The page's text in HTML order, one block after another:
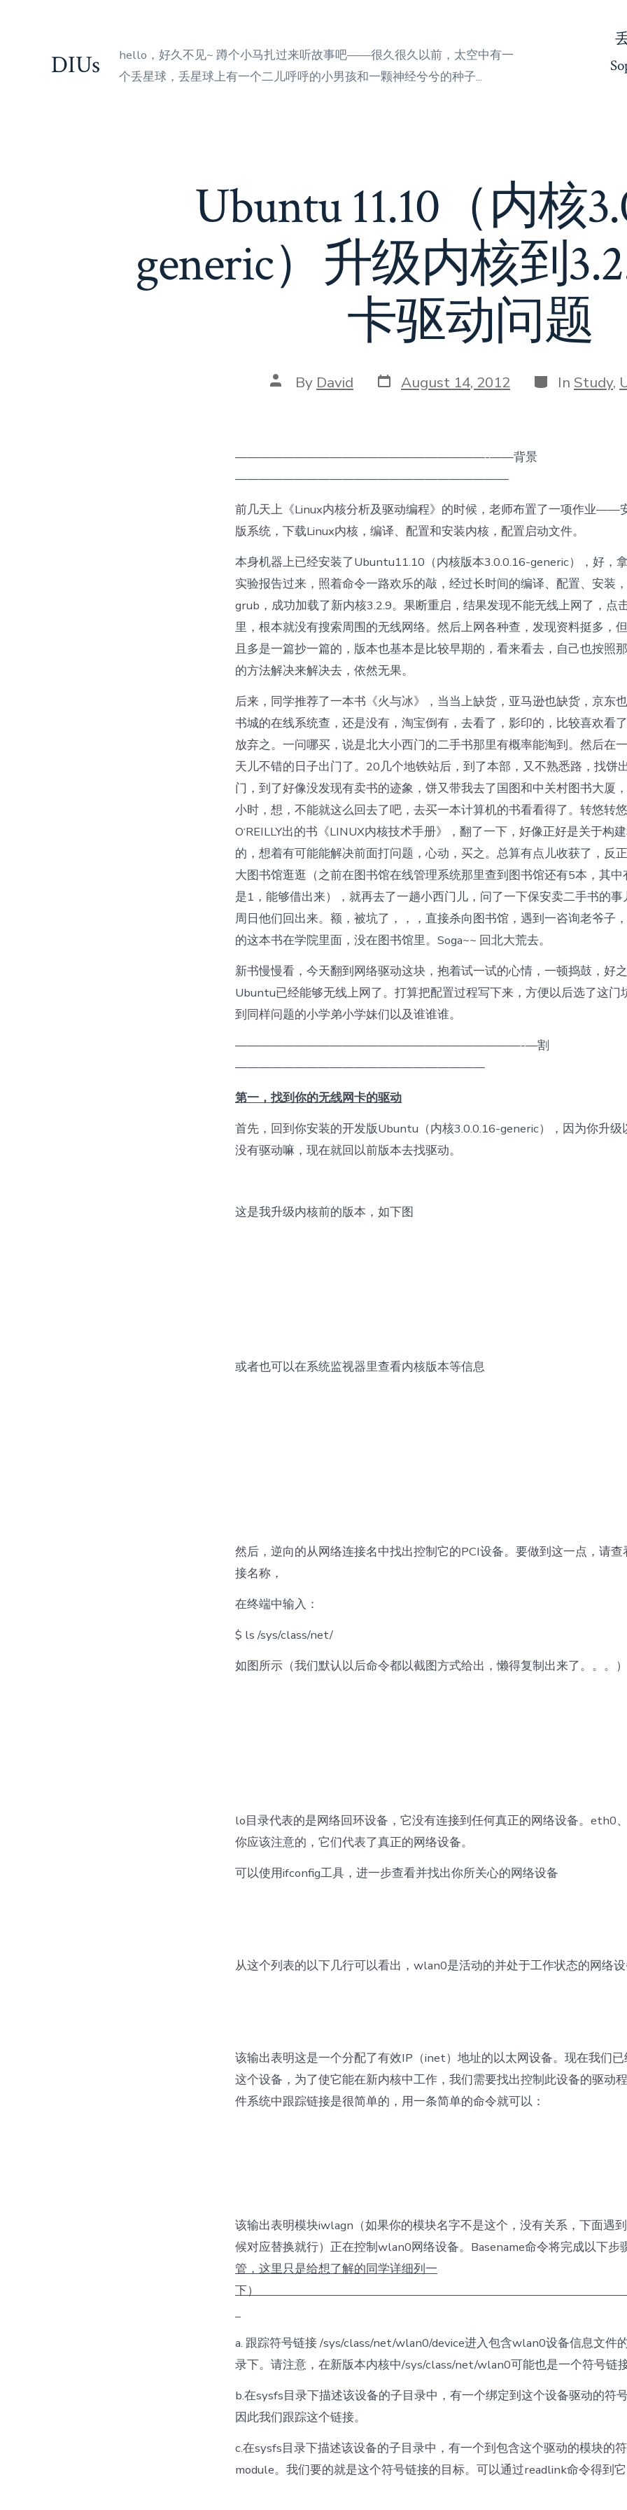
DIUs
hello，好久不见~ 蹲个小马扎过来听故事吧——很久很久以前，太空中有一
个丢星球，丢星球上有一个二儿呼呼的小男孩和一颗神经兮兮的种子...
Ubuntu 11.10（内核
generic）升级内核到
卡驱动问题
Post
author
By David Post
date
August 14, 2012 Categories
In Study,
—————————————————————-——背景
———————————————————————
前几天上《Linux内核分析及驱动编程》的时候，老师布置了一项作业——
版系统，下载Linux内核，编译、配置和安装内核，配置启动文件。
本身机器上已经安装了Ubuntu11.10（内核版本3.0.0.16-generic），好，
实验报告过来，照着命令一路欢乐的敲，经过长时间的编译、配置、安装
grub，成功加载了新内核3.2.9。果断重启，结果发现不能无线上网了，点
里，根本就没有搜索周围的无线网络。然后上网各种查，发现资料挺多，
且多是一篇抄一篇的，版本也基本是比较早期的，看来看去，自己也按照
的方法解决来解决去，依然无果。
后来，同学推荐了一本书《火与冰》，当当上缺货，亚马逊也缺货，京东
书城的在线系统查，还是没有，淘宝倒有，去看了，影印的，比较喜欢看
放弃之。一问哪买，说是北大小西门的二手书那里有概率能淘到。然后在
天儿不错的日子出门了。20几个地铁站后，到了本部，又不熟悉路，找饼
门，到了好像没发现有卖书的迹象，饼又带我去了国图和中关村图书大厦
小时，想，不能就这么回去了吧，去买一本计算机的书看看得了。转悠转
O‘REILLY出的书《LINUX内核技术手册》，翻了一下，好像正好是关于构
的，想着有可能能解决前面打问题，心动，买之。总算有点儿收获了，反
大图书馆逛逛（之前在图书馆在线管理系统那里查到图书馆还有5本，其中
是1，能够借出来），就再去了一趟小西门儿，问了一下保安卖二手书的
周日他们回出来。额，被坑了，，，直接杀向图书馆，遇到一咨询老爷子
的这本书在学院里面，没在图书馆里。Soga~~ 回北大荒去。
新书慢慢看，今天翻到网络驱动这块，抱着试一试的心情，一顿捣鼓，好
Ubuntu已经能够无线上网了。打算把配置过程写下来，方便以后选了这门
到同样问题的小学弟小学妹们以及谁谁谁。
————————————————————————-—割
—————————————————————
第一，找到你的无线网卡的驱动
首先，回到你安装的开发版Ubuntu（内核3.0.0.16-generic），因为你升级
没有驱动嘛，现在就回以前版本去找驱动。
这是我升级内核前的版本，如下图
或者也可以在系统监视器里查看内核版本等信息
然后，逆向的从网络连接名中找出控制它的PCI设备。要做到这一点，请
接名称，
在终端中输入：
$ ls /sys/class/net/
如图所示（我们默认以后命令都以截图方式给出，懒得复制出来了。。。）
lo目录代表的是网络回环设备，它没有连接到任何真正的网络设备。eth0
你应该注意的，它们代表了真正的网络设备。
可以使用ifconfig工具，进一步查看并找出你所关心的网络设备
从这个列表的以下几行可以看出，wlan0是活动的并处于工作状态的网络设
该输出表明这是一个分配了有效IP（inet）地址的以太网设备。现在我们
这个设备，为了使它能在新内核中工作，我们需要找出控制此设备的驱动
件系统中跟踪链接是很简单的，用一条简单的命令就可以：
该输出表明模块iwlagn（如果你的模块名字不是这个，没有关系，下面遇
候对应替换就行）正在控制wlan0网络设备。Basename命令将完成以下步
管，这里只是给想了解的同学详细列一
下
a. 跟踪符号链接 /sys/class/net/wlan0/device进入包含wlan0设备信息文件
录下。请注意，在新版本内核中/sys/class/net/wlan0可能也是一个符号链接
b.在sysfs目录下描述该设备的子目录中，有一个绑定到这个设备驱动的符
因此我们跟踪这个链接。
c.在sysfs目录下描述该设备的子目录中，有一个到包含这个驱动的模块的
module。我们要的就是这个符号链接的目标。可以通过readlink命令得到